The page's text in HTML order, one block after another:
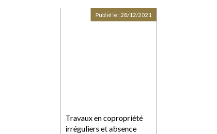
Travaux en copropriété
irréguliers et absence
Publié le :28/12/2021